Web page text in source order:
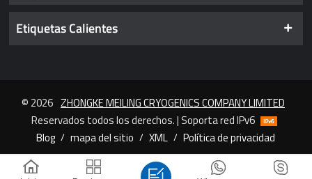
Etiquetas Calientes
© 2026 ZHONGKE MEILING CRYOGENICS COMPANY LIMITED
Reservados todos los derechos. | Soporta red IPv6
Blog / mapa del sitio / XML / Política de privacidad